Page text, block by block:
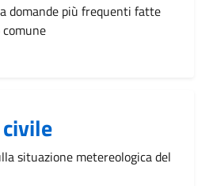
domande più frequenti fatte
situazione metereologica del